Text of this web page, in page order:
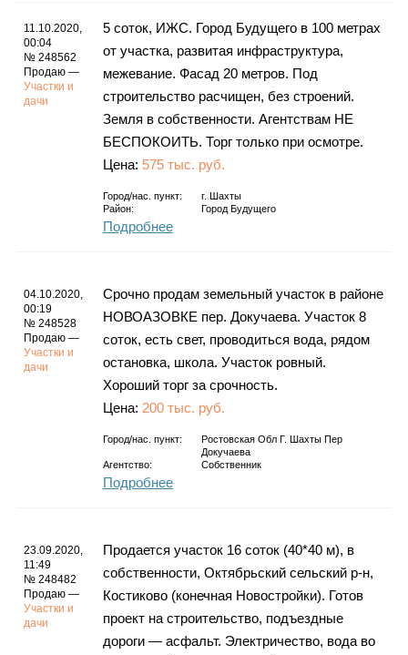
11.10.2020,
00:04
№ 248562
Продаю —
Участки и
дачи
5 соток, ИЖС. Город Будущего в 100 метрах
от участка, развитая инфраструктура,
межевание. Фасад 20 метров. Под
строительство расчищен, без строений.
Земля в собственности. Агентствам НЕ
БЕСПОКОИТЬ. Торг только при осмотре.
Цена: 575 тыс. руб.
Город/нас. пункт: г.
Шахты
Район:
Город Будущего
Подробнее
04.10.2020,
00:19
№ 248528
Продаю —
Участки и
дачи
Срочно продам земельный участок в районе
НОВОАЗОВКЕ пер. Докучаева. Участок 8
соток, есть свет, проводиться вода, рядом
остановка, школа. Участок ровный.
Хороший торг за срочность.
Цена: 200 тыс. руб.
Город/нас. пункт:
Ростовская Обл Г. Шахты Пер
Докучаева
Агентство:
Собственник
Подробнее
23.09.2020,
11:49
№ 248482
Продаю —
Участки и
дачи
Продается участок 16 соток (40*40 м), в
собственности, Октябрьский сельский р-н,
Костиково (конечная Новостройки). Готов
проект на строительство, подъездные
дороги — асфальт. Электричество, вода во